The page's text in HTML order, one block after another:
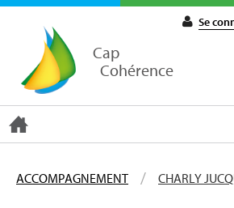
Cap
Cohérence
Se
ACCOMPAGNEMENT CHARLY